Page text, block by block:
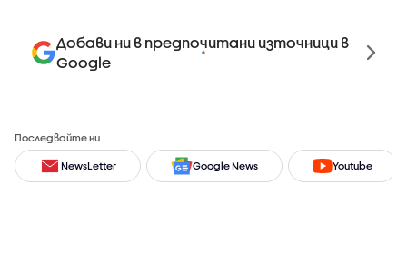
Добави ни в предпочитани източници в
Google
Последвайте ни
NewsLetter Google News Youtube